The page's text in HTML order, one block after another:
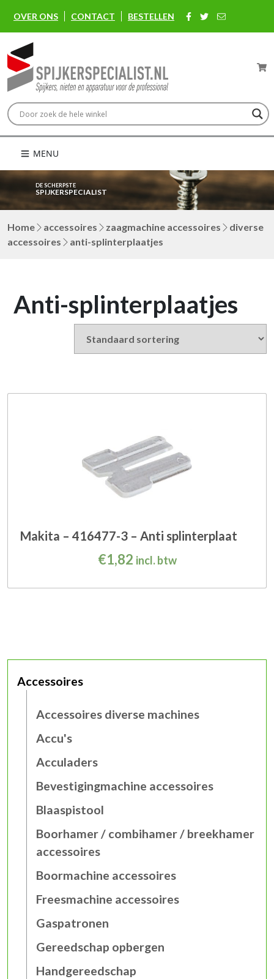
OVER ONS CONTACT BESTELLEN
MENU
DE SCHERPSTE
SPIJKERSPECIALIST
Home accessoires zaagmachine accessoires
diverse
accessoires
anti-splinterplaatjes
Anti-splinterplaatjes
Makita – 416477-3 – Anti splinterplaat
€1,82 incl. btw
Accessoires
Accessoires diverse machines
Accu's
Acculaders
Bevestigingmachine accessoires
Blaaspistool
Boorhamer / combihamer / breekhamer
accessoires
Boormachine accessoires
Freesmachine accessoires
Gaspatronen
Gereedschap opbergen
Handgereedschap